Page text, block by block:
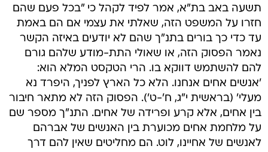
תשעה באב בת"א, אמר לפיד לקהל כי "בכל פעם שהם
חזרו על המשפט הזה, שאלתי את עצמי אם הם באמת
עד כדי כך בורים בתנ"ך שהם לא יודעים באיזה הקשר
נאמר הפסוק הזה, או שאולי התת-מודע שלהם גורם
להם להשתמש דווקא בו. הרי הטקסט המלא הוא:
'אנשים אחים אנחנו. הלא כל הארץ לפניך, היפרד נא
מעלי' (בראשית י"ג, ח'-ט'). הפסוק הזה לא מתאר חיבור
בין אחים, אלא קרע ופרידה של אחים. התנ"ך מספר שם
על מלחמת אחים מכוערת בין האנשים של אברהם
לאנשים של אחיינו, לוט. הם מחליטים שאין להם דרך